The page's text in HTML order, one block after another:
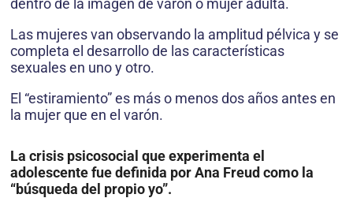
dentro de la imagen de varón o mujer adulta.
Las mujeres van observando la amplitud pélvica y se
completa el desarrollo de las características
sexuales en uno y otro.
El “estiramiento” es más o menos dos años antes en
la mujer que en el varón.
La crisis psicosocial que experimenta el
adolescente fue definida por Ana Freud como la
“búsqueda del propio yo”.